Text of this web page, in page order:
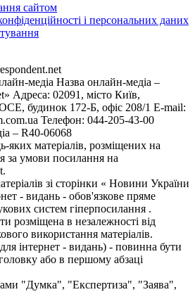
сайтом
і персональних даних
медіа Назва онлайн-медіа –
Адреса: 02091, місто Київ,
будинок 172-Б, офіс 208/1 E-mail:
Телефон: 044-205-43-00
– R40-06068
яких матеріалів, розміщених на
за умови посилання на
зі сторінки « Новини України
- видань - обов'язкове пряме
систем гіперпосилання .
розміщена в незалежності від
використання матеріалів.
інтернет - видань) - повинна бути
або в першому абзаці
"Думка", "Експертиза", "Заява",